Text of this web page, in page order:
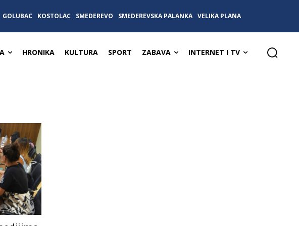
GOLUBAC KOSTOLAC SMEDEREVO SMEDEREVSKA PALANKA VELIKA PLANA
HRONIKA KULTURA SPORT ZABAVA INTERNET I TV